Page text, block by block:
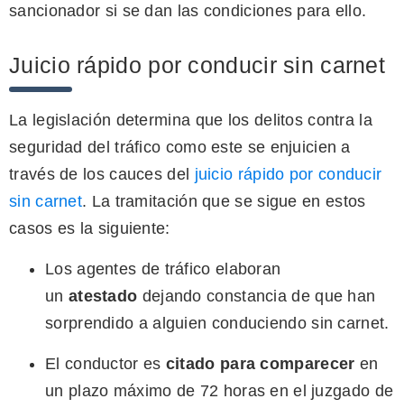
sancionador si se dan las condiciones para ello.
Juicio rápido por conducir sin carnet
La legislación determina que los delitos contra la
seguridad del tráfico como este se enjuicien a
través de los cauces del juicio rápido por conducir
sin carnet. La tramitación que se sigue en estos
casos es la siguiente:
Los agentes de tráfico elaboran
un atestado dejando constancia de que han
sorprendido a alguien conduciendo sin carnet.
El conductor es citado para comparecer en
un plazo máximo de 72 horas en el juzgado de